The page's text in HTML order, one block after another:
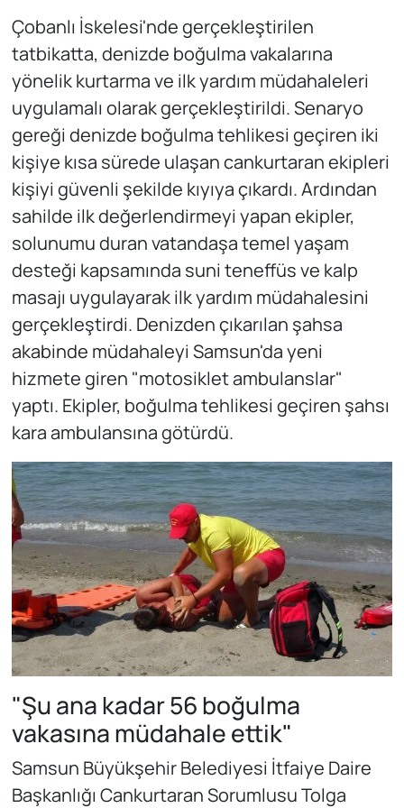
Çobanlı İskelesi'nde gerçekleştirilen
tatbikatta, denizde boğulma vakalarına
yönelik kurtarma ve ilk yardım müdahaleleri
uygulamalı olarak gerçekleştirildi. Senaryo
gereği denizde boğulma tehlikesi geçiren iki
kişiye kısa sürede ulaşan cankurtaran ekipleri
kişiyi güvenli şekilde kıyıya çıkardı. Ardından
sahilde ilk değerlendirmeyi yapan ekipler,
solunumu duran vatandaşa temel yaşam
desteği kapsamında suni teneffüs ve kalp
masajı uygulayarak ilk yardım müdahalesini
gerçekleştirdi. Denizden çıkarılan şahsa
akabinde müdahaleyi Samsun'da yeni
hizmete giren "motosiklet ambulanslar"
yaptı. Ekipler, boğulma tehlikesi geçiren şahsı
kara ambulansına götürdü.
"Şu ana kadar 56 boğulma
vakasına müdahale ettik"
Samsun Büyükşehir Belediyesi İtfaiye Daire
Başkanlığı Cankurtaran Sorumlusu Tolga